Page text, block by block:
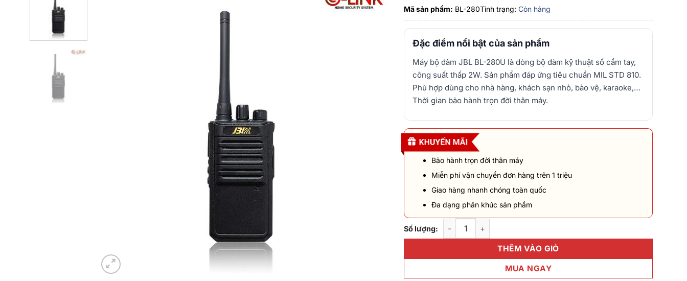
Mã sản phẩm: BL-280Tình trạng:Còn hàng
Đặc điểm nổi bật của sản phẩm
Máy bộ đàm JBL BL-280U là dòng bộ đàm kỹ thuật số cầm tay,
công suất thấp 2W. Sản phẩm đáp ứng tiêu chuẩn MIL STD 810.
Phù hợp dùng cho nhà hàng, khách sạn nhỏ, bảo vệ, karaoke,…
Thời gian bảo hành trọn đời thân máy.
Bảo hành trọn đời thân máy
Miễn phí vận chuyển đơn hàng trên 1 triệu
Giao hàng nhanh chóng toàn quốc
Đa dạng phân khúc sản phẩm
Số lượng:
Máy bộ đàm JBL BL-280 số lượng
THÊM VÀO GIỎ
MUA NGAY